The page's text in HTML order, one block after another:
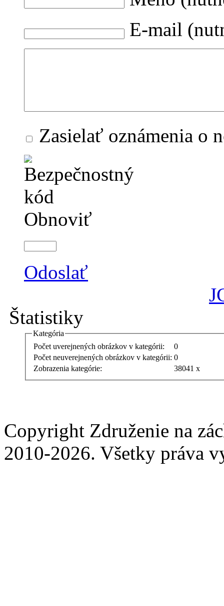
E-mail
Zasielať oznámenia o
Obnoviť
Odoslať
Štatistiky
Kategória
Počet uverejnených obrázkov v kategórii:
0
Počet neuverejnených obrázkov v kategórii: 0
Zobrazenia kategórie:
38041 x
Copyright Združenie na
2010-2026. Všetky práva